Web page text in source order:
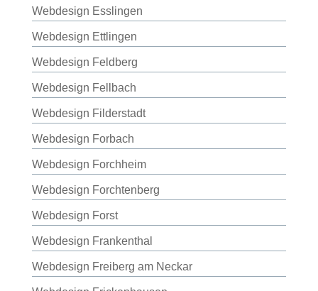
Webdesign Esslingen
Webdesign Ettlingen
Webdesign Feldberg
Webdesign Fellbach
Webdesign Filderstadt
Webdesign Forbach
Webdesign Forchheim
Webdesign Forchtenberg
Webdesign Forst
Webdesign Frankenthal
Webdesign Freiberg am Neckar